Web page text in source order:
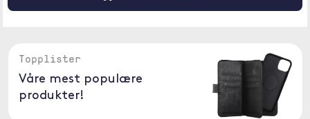
Topplister
Våre mest populære
produkter!